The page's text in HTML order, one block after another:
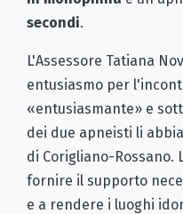
secondi.
L'Assessore Tatiana
entusiasmo per
«entusiasmante» e
dei due apneisti li
di Corigliano-Rossano.
fornire il supporto
e a rendere i luoghi